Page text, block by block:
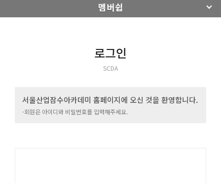
멤버쉽
로그인
SCDA
서울산업잠수아카데미 홈페이지에 오신 것을 환영합니다.
-회원은 아이디와 비밀번호를 입력해주세요.